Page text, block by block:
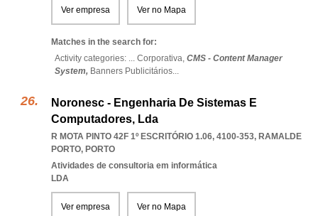
Ver empresa Ver no Mapa
Matches in the search for:
Activity categories: ... Corporativa, CMS - Content Manager
System, Banners Publicitários...
Noronesc - Engenharia De Sistemas E
Computadores, Lda
R MOTA PINTO 42F 1º ESCRITÓRIO 1.06, 4100-353, RAMALDE
PORTO, PORTO
Atividades de consultoria em informática
LDA
Ver empresa Ver no Mapa